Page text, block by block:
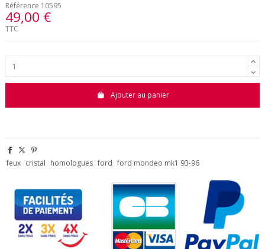
Référence 10595
49,00 €
TTC
Ajouter au panier
feux cristal homologues ford ford mondeo mk1 93-96